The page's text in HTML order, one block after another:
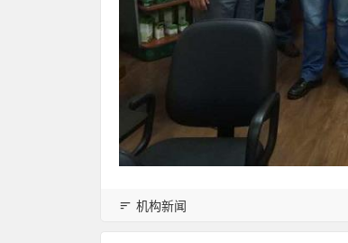
机构新闻